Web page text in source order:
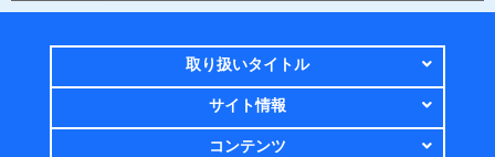
取り扱いタイトル
サイト情報
コンテンツ